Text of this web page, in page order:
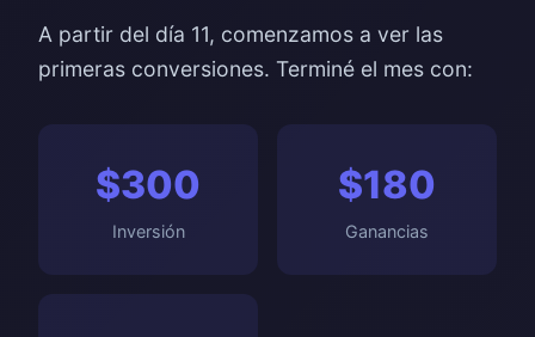
A partir del día 11, comenzamos a ver las
primeras conversiones. Terminé el mes con:
$300
Inversión
$180
Ganancias